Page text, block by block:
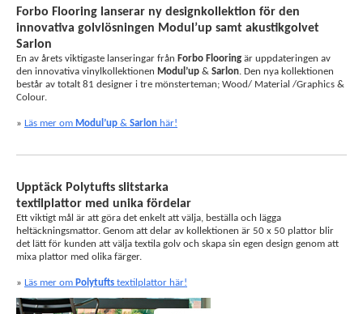
Forbo Flooring lanserar ny designkollektion för den
innovativa golvlösningen Modul’up samt akustikgolvet
Sarlon
En av årets viktigaste lanseringar från Forbo Flooring är uppdateringen av
den innovativa vinylkollektionen Modul’up & Sarlon. Den nya kollektionen
består av totalt 81 designer i tre mönsterteman; Wood/ Material /Graphics &
Colour.
» Läs mer om Modul’up & Sarlon här!
Upptäck Polytufts slitstarka
textilplattor med unika fördelar
Ett viktigt mål är att göra det enkelt att välja, beställa och lägga
heltäckningsmattor. Genom att delar av kollektionen är 50 x 50 plattor blir
det lätt för kunden att välja textila golv och skapa sin egen design genom att
mixa plattor med olika färger.
» Läs mer om Polytufts textilplattor här!